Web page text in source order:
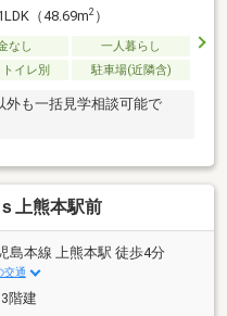
（48.69m2）
なし
一人暮らし
イレ別 駐車場(近隣含)
外も一括見学相談可能で
上熊本駅前
島本線 上熊本駅 徒歩4分
交通
階建